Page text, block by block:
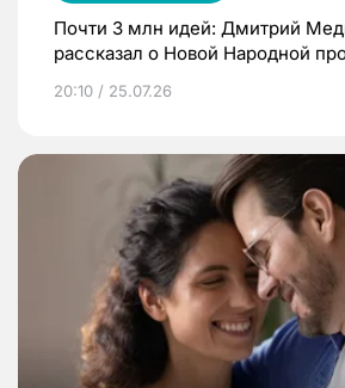
Почти 3 млн идей: Дмитрий
рассказал о Новой Народной
20:10 / 25.07.26